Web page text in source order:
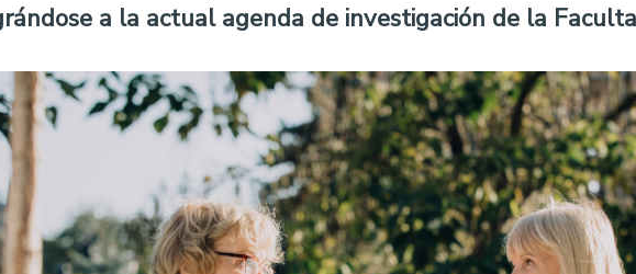
a la actual agenda de investigación de la